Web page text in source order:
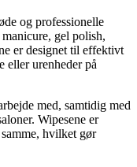
og professionelle
gel polish,
er designet til effektivt
eller urenheder på
med, samtidig med
Wipesene er
hvilket gør